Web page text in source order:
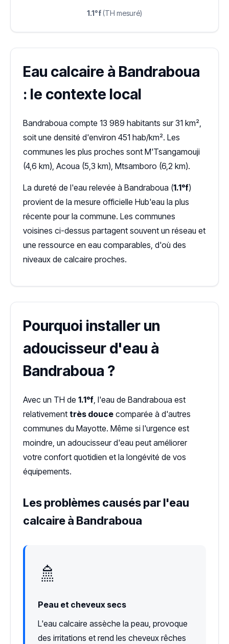
1.1°f (TH mesuré)
Eau calcaire à Bandraboua
: le contexte local
Bandraboua compte 13 989 habitants sur 31 km²,
soit une densité d'environ 451 hab/km². Les
communes les plus proches sont M'Tsangamouji
(4,6 km), Acoua (5,3 km), Mtsamboro (6,2 km).
La dureté de l'eau relevée à Bandraboua (1.1°f)
provient de la mesure officielle Hub'eau la plus
récente pour la commune. Les communes
voisines ci-dessus partagent souvent un réseau et
une ressource en eau comparables, d'où des
niveaux de calcaire proches.
Pourquoi installer un
adoucisseur d'eau à
Bandraboua ?
Avec un TH de 1.1°f, l'eau de Bandraboua est
relativement très douce comparée à d'autres
communes du Mayotte. Même si l'urgence est
moindre, un adoucisseur d'eau peut améliorer
votre confort quotidien et la longévité de vos
équipements.
Les problèmes causés par l'eau
calcaire à Bandraboua
🚿
Peau et cheveux secs
L'eau calcaire assèche la peau, provoque
des irritations et rend les cheveux rêches